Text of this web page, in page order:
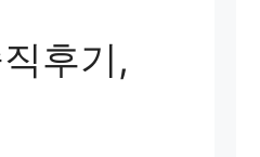
후기,